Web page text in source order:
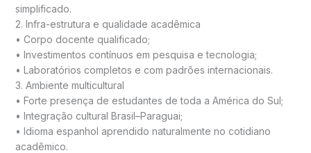
simplificado.
2. Infra-estrutura e qualidade acadêmica
• Corpo docente qualificado;
• Investimentos contínuos em pesquisa e tecnologia;
• Laboratórios completos e com padrões internacionais.
3. Ambiente multicultural
• Forte presença de estudantes de toda a América do Sul;
• Integração cultural Brasil–Paraguai;
• Idioma espanhol aprendido naturalmente no cotidiano
acadêmico.